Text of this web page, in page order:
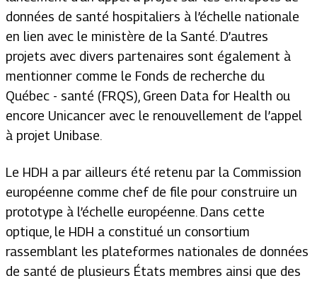
données de santé hospitaliers à l’échelle nationale
en lien avec le ministère de la Santé. D’autres
projets avec divers partenaires sont également à
mentionner comme le Fonds de recherche du
Québec - santé (FRQS), Green Data for Health ou
encore Unicancer avec le renouvellement de l’appel
à projet Unibase.
Le HDH a par ailleurs été retenu par la Commission
européenne comme chef de file pour construire un
prototype à l’échelle européenne. Dans cette
optique, le HDH a constitué un consortium
rassemblant les plateformes nationales de données
de santé de plusieurs États membres ainsi que des